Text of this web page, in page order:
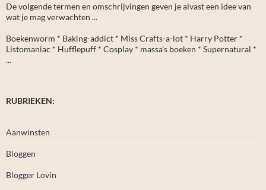
De volgende termen en omschrijvingen geven je alvast een idee van
wat je mag verwachten ...
Boekenworm * Baking-addict * Miss Crafts-a-lot * Harry Potter *
Listomaniac * Hufflepuff * Cosplay * massa's boeken * Supernatural *
...
RUBRIEKEN:
Aanwinsten
Bloggen
Blogger Lovin